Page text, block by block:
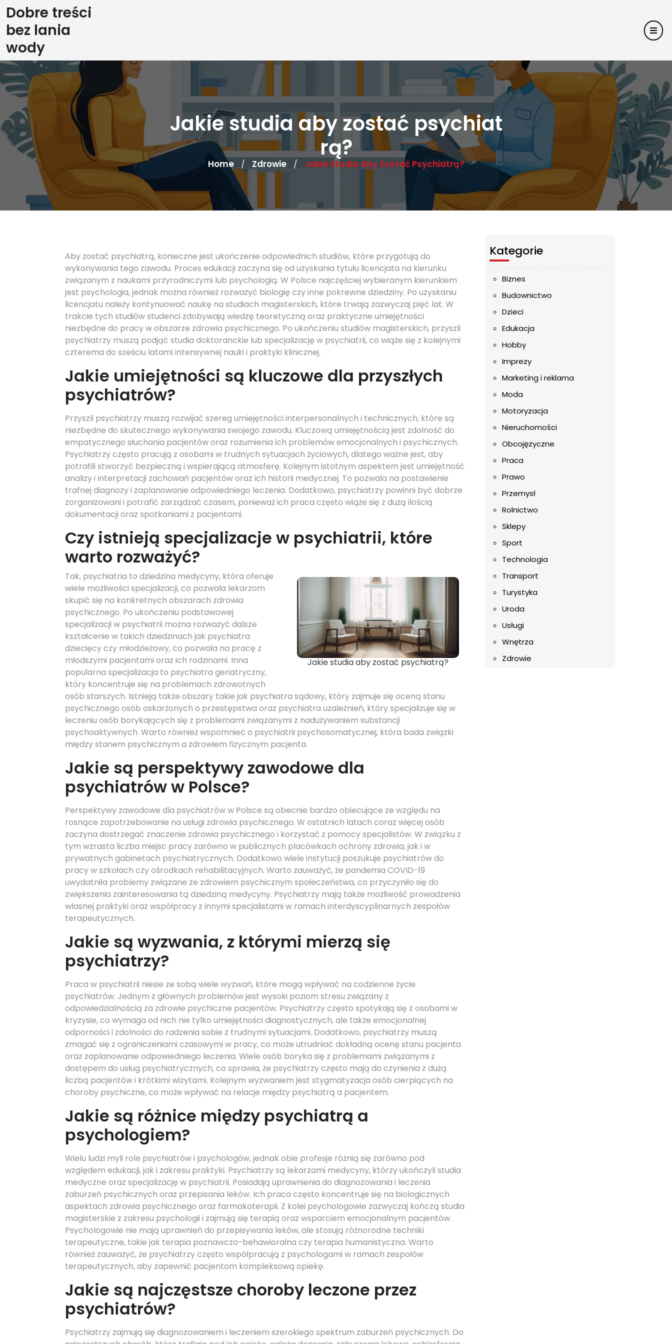
Skip
to
content
Dobre treści
bez lania
wody
Jakie studia aby zostać psychiat
rą?
Home / Zdrowie / Jakie Studia Aby Zostać Psychiatrą?
Aby zostać psychiatrą, konieczne jest ukończenie odpowiednich studiów, które przygotują do
wykonywania tego zawodu. Proces edukacji zaczyna się od uzyskania tytułu licencjata na kierunku
związanym z naukami przyrodniczymi lub psychologią. W Polsce najczęściej wybieranym kierunkiem
jest psychologia, jednak można również rozważyć biologię czy inne pokrewne dziedziny. Po uzyskaniu
licencjatu należy kontynuować naukę na studiach magisterskich, które trwają zazwyczaj pięć lat. W
trakcie tych studiów studenci zdobywają wiedzę teoretyczną oraz praktyczne umiejętności
niezbędne do pracy w obszarze zdrowia psychicznego. Po ukończeniu studiów magisterskich, przyszli
psychiatrzy muszą podjąć studia doktoranckie lub specjalizację w psychiatrii, co wiąże się z kolejnymi
czterema do sześciu latami intensywnej nauki i praktyki klinicznej.
Jakie umiejętności są kluczowe dla przyszłych
psychiatrów?
Przyszli psychiatrzy muszą rozwijać szereg umiejętności interpersonalnych i technicznych, które są
niezbędne do skutecznego wykonywania swojego zawodu. Kluczową umiejętnością jest zdolność do
empatycznego słuchania pacjentów oraz rozumienia ich problemów emocjonalnych i psychicznych.
Psychiatrzy często pracują z osobami w trudnych sytuacjach życiowych, dlatego ważne jest, aby
potrafili stworzyć bezpieczną i wspierającą atmosferę. Kolejnym istotnym aspektem jest umiejętność
analizy i interpretacji zachowań pacjentów oraz ich historii medycznej. To pozwala na postawienie
trafnej diagnozy i zaplanowanie odpowiedniego leczenia. Dodatkowo, psychiatrzy powinni być dobrze
zorganizowani i potrafić zarządzać czasem, ponieważ ich praca często wiąże się z dużą ilością
dokumentacji oraz spotkaniami z pacjentami.
Czy istnieją specjalizacje w psychiatrii, które
warto rozważyć?
Jakie studia aby zostać psychiatrą?
Tak, psychiatria to dziedzina medycyny, która oferuje
wiele możliwości specjalizacji, co pozwala lekarzom
skupić się na konkretnych obszarach zdrowia
psychicznego. Po ukończeniu podstawowej
specjalizacji w psychiatrii można rozważyć dalsze
kształcenie w takich dziedzinach jak psychiatra
dziecięcy czy młodzieżowy, co pozwala na pracę z
młodszymi pacjentami oraz ich rodzinami. Inna
popularna specjalizacja to psychiatra geriatryczny,
który koncentruje się na problemach zdrowotnych
osób starszych. Istnieją także obszary takie jak psychiatra sądowy, który zajmuje się oceną stanu
psychicznego osób oskarżonych o przestępstwa oraz psychiatra uzależnień, który specjalizuje się w
leczeniu osób borykających się z problemami związanymi z nadużywaniem substancji
psychoaktywnych. Warto również wspomnieć o psychiatrii psychosomatycznej, która bada związki
między stanem psychicznym a zdrowiem fizycznym pacjenta.
Jakie są perspektywy zawodowe dla
psychiatrów w Polsce?
Perspektywy zawodowe dla psychiatrów w Polsce są obecnie bardzo obiecujące ze względu na
rosnące zapotrzebowanie na usługi zdrowia psychicznego. W ostatnich latach coraz więcej osób
zaczyna dostrzegać znaczenie zdrowia psychicznego i korzystać z pomocy specjalistów. W związku z
tym wzrasta liczba miejsc pracy zarówno w publicznych placówkach ochrony zdrowia, jak i w
prywatnych gabinetach psychiatrycznych. Dodatkowo wiele instytucji poszukuje psychiatrów do
pracy w szkołach czy ośrodkach rehabilitacyjnych. Warto zauważyć, że pandemia COVID-19
uwydatniła problemy związane ze zdrowiem psychicznym społeczeństwa, co przyczyniło się do
zwiększenia zainteresowania tą dziedziną medycyny. Psychiatrzy mają także możliwość prowadzenia
własnej praktyki oraz współpracy z innymi specjalistami w ramach interdyscyplinarnych zespołów
terapeutycznych.
Jakie są wyzwania, z którymi mierzą się
psychiatrzy?
Praca w psychiatrii niesie ze sobą wiele wyzwań, które mogą wpływać na codzienne życie
psychiatrów. Jednym z głównych problemów jest wysoki poziom stresu związany z
odpowiedzialnością za zdrowie psychiczne pacjentów. Psychiatrzy często spotykają się z osobami w
kryzysie, co wymaga od nich nie tylko umiejętności diagnostycznych, ale także emocjonalnej
odporności i zdolności do radzenia sobie z trudnymi sytuacjami. Dodatkowo, psychiatrzy muszą
zmagać się z ograniczeniami czasowymi w pracy, co może utrudniać dokładną ocenę stanu pacjenta
oraz zaplanowanie odpowiedniego leczenia. Wiele osób boryka się z problemami związanymi z
dostępem do usług psychiatrycznych, co sprawia, że psychiatrzy często mają do czynienia z dużą
liczbą pacjentów i krótkimi wizytami. Kolejnym wyzwaniem jest stygmatyzacja osób cierpiących na
choroby psychiczne, co może wpływać na relacje między psychiatrą a pacjentem.
Jakie są różnice między psychiatrą a
psychologiem?
Wielu ludzi myli role psychiatrów i psychologów, jednak obie profesje różnią się zarówno pod
względem edukacji, jak i zakresu praktyki. Psychiatrzy są lekarzami medycyny, którzy ukończyli studia
medyczne oraz specjalizację w psychiatrii. Posiadają uprawnienia do diagnozowania i leczenia
zaburzeń psychicznych oraz przepisania leków. Ich praca często koncentruje się na biologicznych
aspektach zdrowia psychicznego oraz farmakoterapii. Z kolei psychologowie zazwyczaj kończą studia
magisterskie z zakresu psychologii i zajmują się terapią oraz wsparciem emocjonalnym pacjentów.
Psychologowie nie mają uprawnień do przepisywania leków, ale stosują różnorodne techniki
terapeutyczne, takie jak terapia poznawczo-behawioralna czy terapia humanistyczna. Warto
również zauważyć, że psychiatrzy często współpracują z psychologami w ramach zespołów
terapeutycznych, aby zapewnić pacjentom kompleksową opiekę.
Jakie są najczęstsze choroby leczone przez
psychiatrów?
Psychiatrzy zajmują się diagnozowaniem i leczeniem szerokiego spektrum zaburzeń psychicznych. Do
Kategorie
Biznes
Budownictwo
Dzieci
Edukacja
Hobby
Imprezy
Marketing i reklama
Moda
Motoryzacja
Nieruchomości
Obcojęzyczne
Praca
Prawo
Przemysł
Rolnictwo
Sklepy
Sport
Technologia
Transport
Turystyka
Uroda
Usługi
Wnętrza
Zdrowie